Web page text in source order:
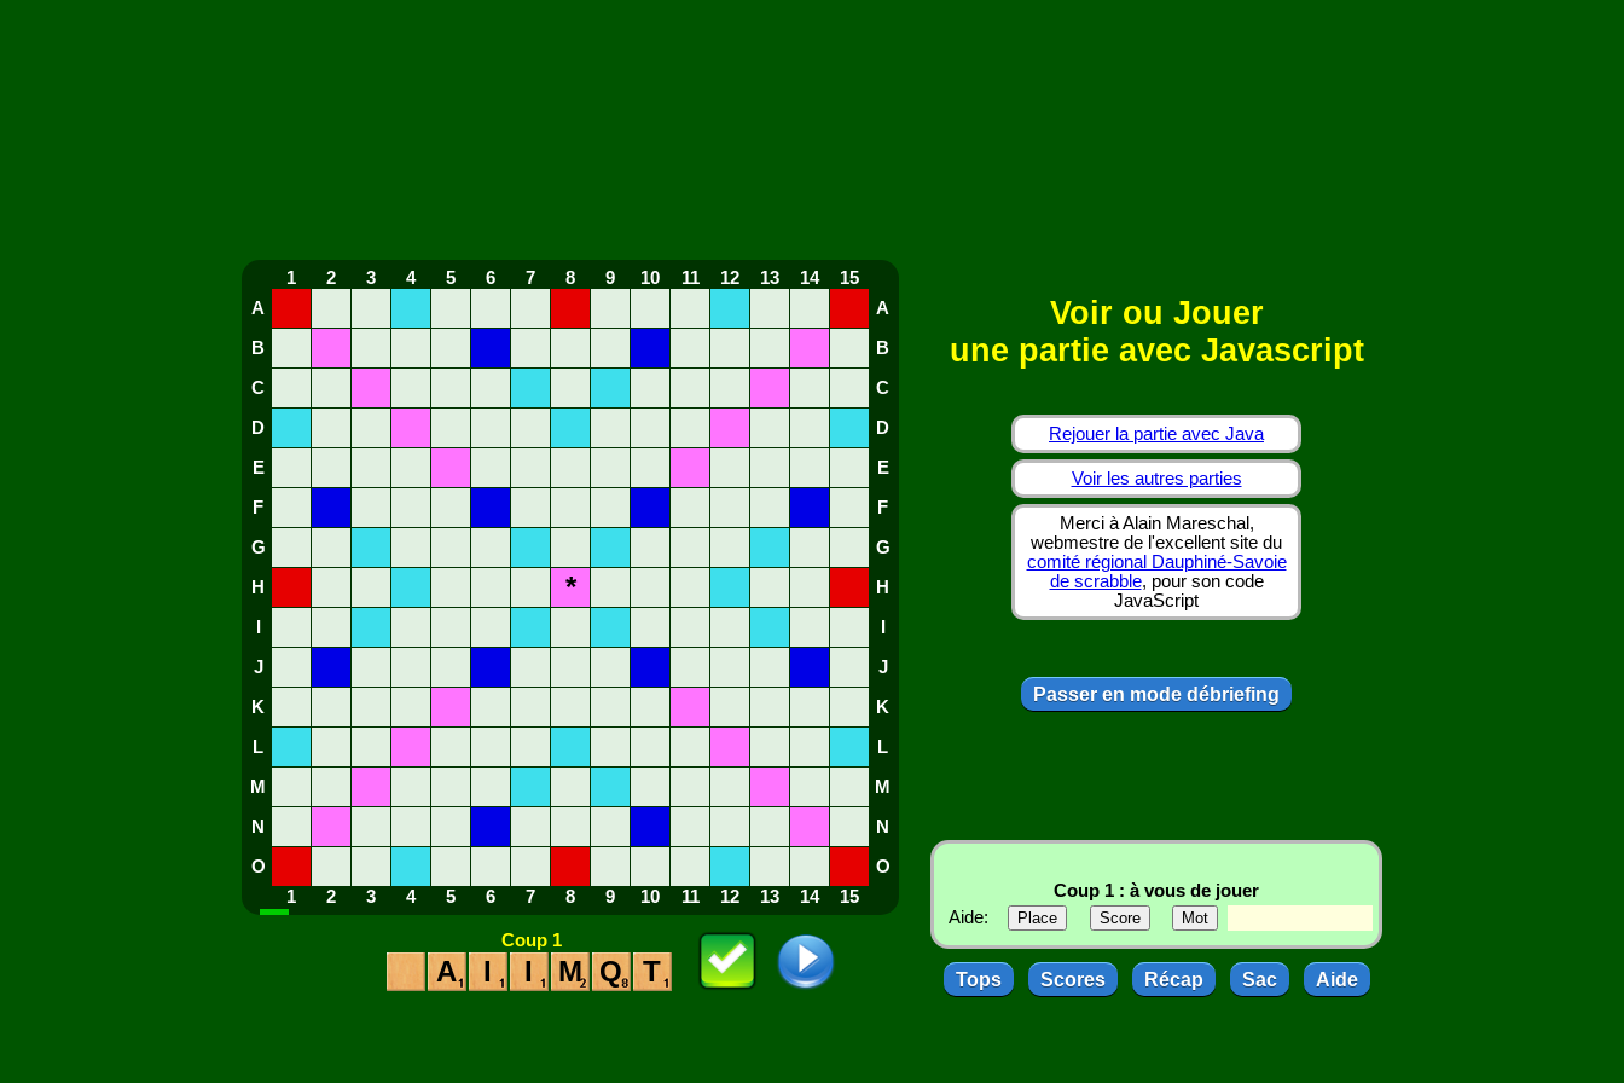
1 2 3 4 5 6 7 8 9 10 11 12 13 14
15
A
A
B B
C C
D D
E E
F F
G G
H * H
J J
K K
L L
M M
N N
O
O
1
2 3 4 5 6 7 8 9 10 11 12 13 14 15
Coup 1
A I I M Q T
Voir ou Jouer
une partie avec Javascript
Rejouer la partie avec Java
Voir les autres parties
Merci à Alain Mareschal,
webmestre de l'excellent site du
comité régional Dauphiné-Savoie
de scrabble, pour son code
JavaScript
Passer en mode débriefing
Coup 1 : à vous de jouer
Aide:
Tops Scores Récap Sac Aide